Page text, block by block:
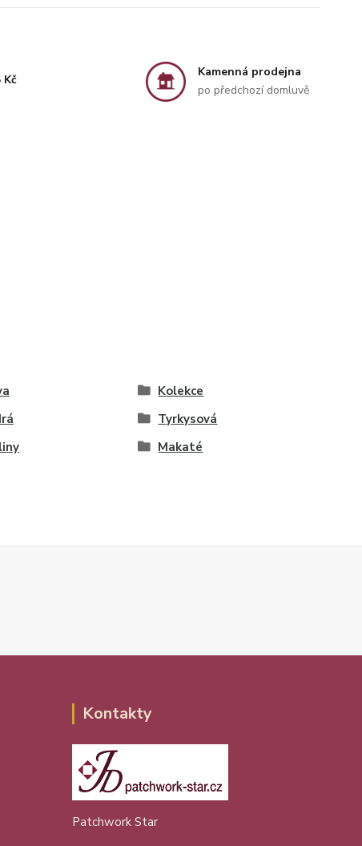
Kč
Kamenná prodejna
po předchozí domluvě
Kolekce
Tyrkysová
Makaté
Kontakty
Patchwork Star